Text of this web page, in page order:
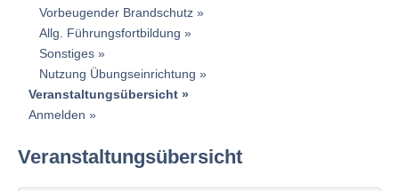
Vorbeugender Brandschutz
Allg. Führungsfortbildung
Sonstiges
Nutzung Übungseinrichtung
Veranstaltungsübersicht
Anmelden
Veranstaltungsübersicht